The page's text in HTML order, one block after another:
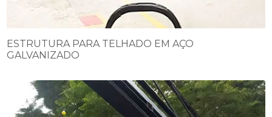
ESTRUTURA PARA TELHADO EM AÇO
GALVANIZADO